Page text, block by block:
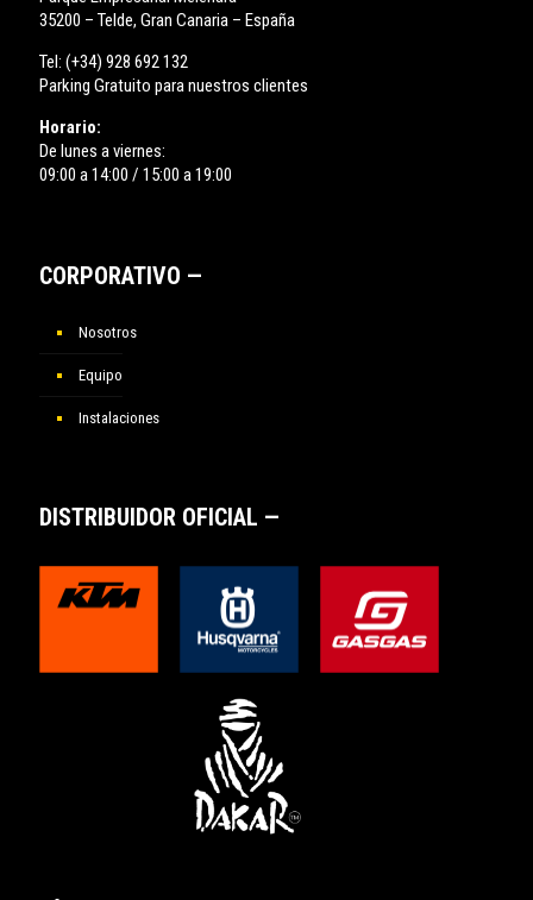
35200 – Telde, Gran Canaria – España
Tel: (+34) 928 692 132
Parking Gratuito para nuestros clientes
Horario:
De lunes a viernes:
09:00 a 14:00 / 15:00 a 19:00
CORPORATIVO —
Nosotros
Equipo
Instalaciones
DISTRIBUIDOR OFICIAL —